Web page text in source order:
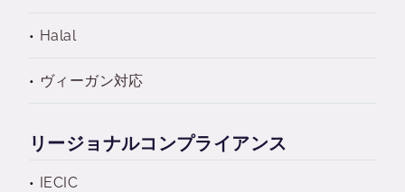
Halal
ヴィーガン対応
リージョナルコンプライアンス
IECIC